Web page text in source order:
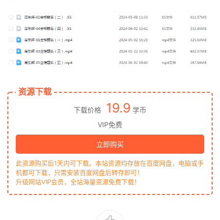
资源下载
下载价格 19.9 学币
VIP免费
立即购买
此资源购买后1天内可下载。本站资源均存放在百度网盘，电脑或手
机都可下载，只需安装百度网盘后转存即可！
升级网站VIP会员，全站海量资源免费下载！